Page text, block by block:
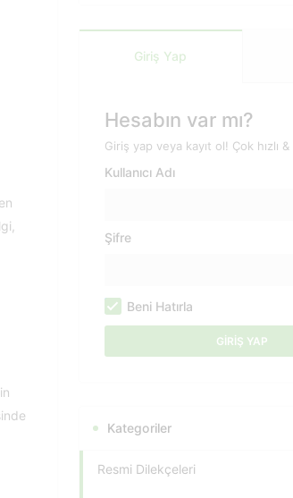
Giriş Yap
Hesabın var mı?
Giriş yap veya kayıt ol! Çok hızlı &
Kullanıcı Adı
Şifre
Beni Hatırla
Kategoriler
Resmi Dilekçeleri